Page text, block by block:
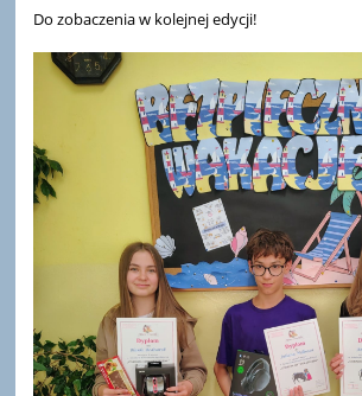
Do zobaczenia w kolejnej edycji!